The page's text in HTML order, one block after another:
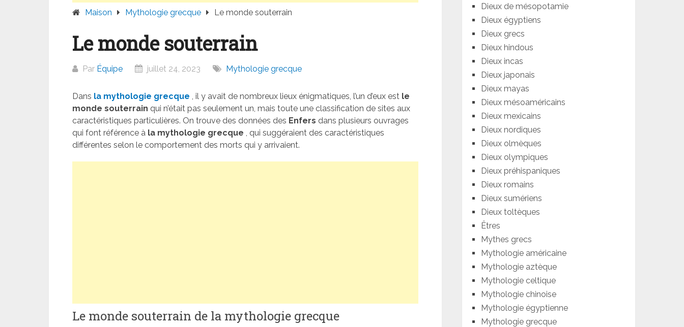
Maison Mythologie grecque Le monde souterrain
Le monde souterrain
Par Équipe juillet 24, 2023 Mythologie grecque
Dans la mythologie grecque , il y avait de nombreux lieux énigmatiques, l’un d’eux est le
monde souterrain qui n’était pas seulement un, mais toute une classification de sites aux
caractéristiques particulières. On trouve des données des Enfers dans plusieurs ouvrages
qui font référence à la mythologie grecque , qui suggéraient des caractéristiques
différentes selon le comportement des morts qui y arrivaient.
Le monde souterrain de la mythologie grecque
Dieux de mésopotamie
Dieux égyptiens
Dieux grecs
Dieux hindous
Dieux incas
Dieux japonais
Dieux mayas
Dieux mésoaméricains
Dieux mexicains
Dieux nordiques
Dieux olmèques
Dieux olympiques
Dieux préhispaniques
Dieux romains
Dieux sumériens
Dieux toltèques
Êtres
Mythes grecs
Mythologie américaine
Mythologie aztèque
Mythologie celtique
Mythologie chinoise
Mythologie égyptienne
Mythologie grecque